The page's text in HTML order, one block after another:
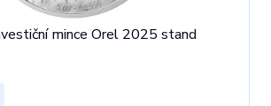
mince Orel 2025 stand